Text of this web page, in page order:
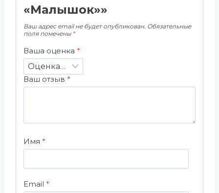
«Малышок»»
Ваш адрес email не будет опубликован. Обязательные
поля помечены *
Ваша оценка *
Ваш отзыв *
Имя *
Email *